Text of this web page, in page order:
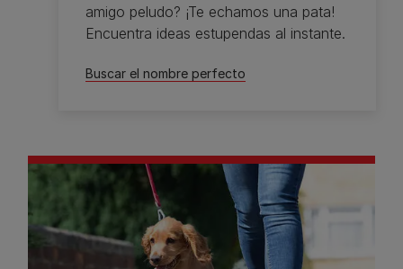
amigo peludo? ¡Te echamos una pata!
Encuentra ideas estupendas al instante.
Buscar el nombre perfecto